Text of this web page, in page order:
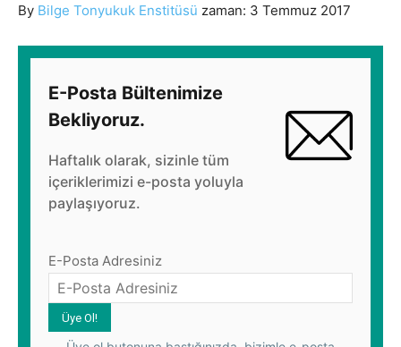
By Bilge Tonyukuk Enstitüsü zaman: 3 Temmuz 2017
E-Posta Bültenimize
Bekliyoruz.
Haftalık olarak, sizinle tüm
içeriklerimizi e-posta yoluyla
paylaşıyoruz.
E-Posta Adresiniz